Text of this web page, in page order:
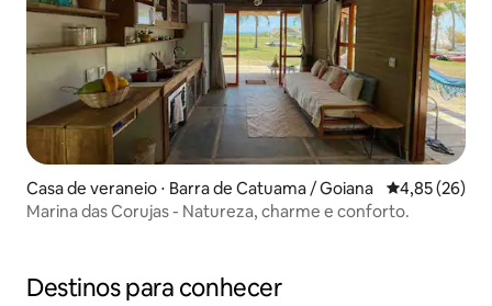
Casa de veraneio ⋅ Barra de Catuama / Goiana 4,85 de uma
4,85 (26)
Marina das Corujas - Natureza, charme e conforto.
Destinos para conhecer